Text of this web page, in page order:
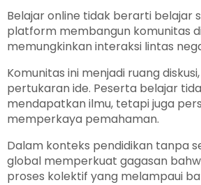
Belajar online tidak berarti belajar
platform membangun komunitas
memungkinkan interaksi lintas
Komunitas ini menjadi ruang
pertukaran ide. Peserta belajar
mendapatkan ilmu, tetapi juga
memperkaya pemahaman.
Dalam konteks pendidikan tanpa
global memperkuat gagasan
proses kolektif yang melampaui